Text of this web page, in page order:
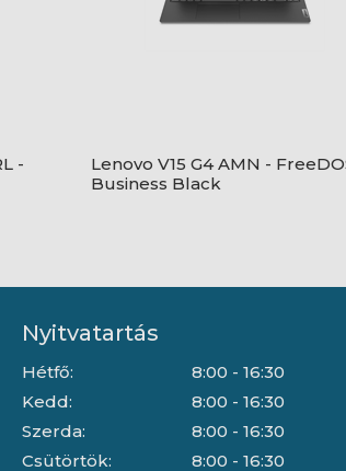
-
Lenovo V15 G4 AMN -
Business Black
Nyitvatartás
Hétfő:
Kedd:
Szerda:
Csütörtök:
8:00 - 16:30
8:00 - 16:30
8:00 - 16:30
8:00 - 16:30